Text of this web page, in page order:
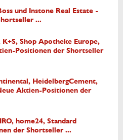
und Instone Real Estate -
...
Shop Apotheke Europe,
Positionen der Shortseller
HeidelbergCement,
Aktien-Positionen der
home24, Standard
der Shortseller ...